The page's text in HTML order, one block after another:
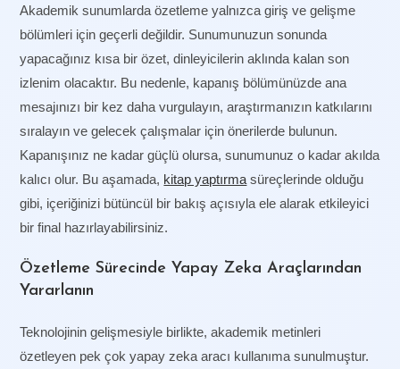
Akademik sunumlarda özetleme yalnızca giriş ve gelişme
bölümleri için geçerli değildir. Sunumunuzun sonunda
yapacağınız kısa bir özet, dinleyicilerin aklında kalan son
izlenim olacaktır. Bu nedenle, kapanış bölümünüzde ana
mesajınızı bir kez daha vurgulayın, araştırmanızın katkılarını
sıralayın ve gelecek çalışmalar için önerilerde bulunun.
Kapanışınız ne kadar güçlü olursa, sunumunuz o kadar akılda
kalıcı olur. Bu aşamada, kitap yaptırma süreçlerinde olduğu
gibi, içeriğinizi bütüncül bir bakış açısıyla ele alarak etkileyici
bir final hazırlayabilirsiniz.
Özetleme Sürecinde Yapay Zeka Araçlarından
Yararlanın
Teknolojinin gelişmesiyle birlikte, akademik metinleri
özetleyen pek çok yapay zeka aracı kullanıma sunulmuştur.